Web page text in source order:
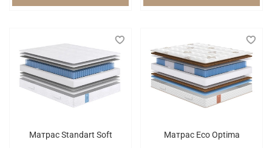
Матрас Standart Soft Матрас Eco Optima